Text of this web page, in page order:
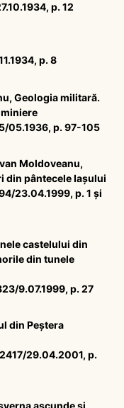
p. 12
p. 8
Geologia militară.
05.1936, p. 97-105
Moldoveanu,
din pântecele Iașului
23.04.1999, p. 1 și
castelului din
din tunele
9.07.1999, p. 27
din Peștera
29.04.2001, p.
ascunde și